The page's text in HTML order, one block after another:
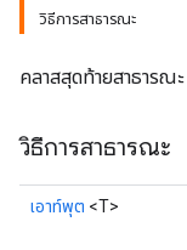
วิธีการสาธารณะ
คลาสสุดท้ายสาธารณะ
วิธีการสาธารณะ
เอาท์พุต <T>